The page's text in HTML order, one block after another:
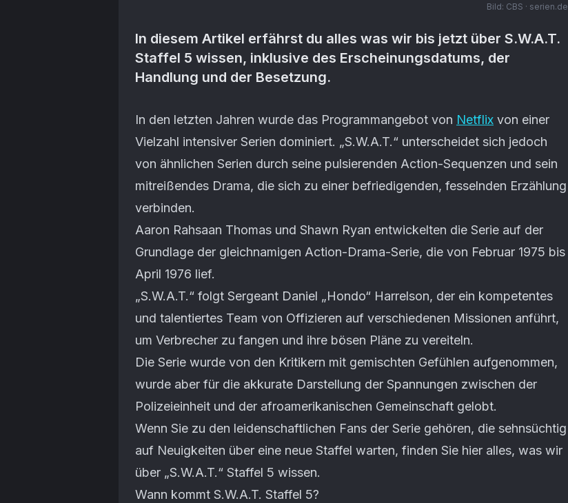
Bild: CBS · serien.de
In diesem Artikel erfährst du alles was wir bis jetzt über S.W.A.T.
Staffel 5 wissen, inklusive des Erscheinungsdatums, der
Handlung und der Besetzung.
Artikel-Inhalt
In den letzten Jahren wurde das Programmangebot von Netflix von einer
Vielzahl intensiver Serien dominiert. „S.W.A.T.“ unterscheidet sich jedoch
von ähnlichen Serien durch seine pulsierenden Action-Sequenzen und sein
mitreißendes Drama, die sich zu einer befriedigenden, fesselnden Erzählung
verbinden.
Aaron Rahsaan Thomas und Shawn Ryan entwickelten die Serie auf der
Grundlage der gleichnamigen Action-Drama-Serie, die von Februar 1975 bis
April 1976 lief.
„S.W.A.T.“ folgt Sergeant Daniel „Hondo“ Harrelson, der ein kompetentes
und talentiertes Team von Offizieren auf verschiedenen Missionen anführt,
um Verbrecher zu fangen und ihre bösen Pläne zu vereiteln.
Die Serie wurde von den Kritikern mit gemischten Gefühlen aufgenommen,
wurde aber für die akkurate Darstellung der Spannungen zwischen der
Polizeieinheit und der afroamerikanischen Gemeinschaft gelobt.
Wenn Sie zu den leidenschaftlichen Fans der Serie gehören, die sehnsüchtig
auf Neuigkeiten über eine neue Staffel warten, finden Sie hier alles, was wir
über „S.W.A.T.“ Staffel 5 wissen.
Wann kommt S.W.A.T. Staffel 5?